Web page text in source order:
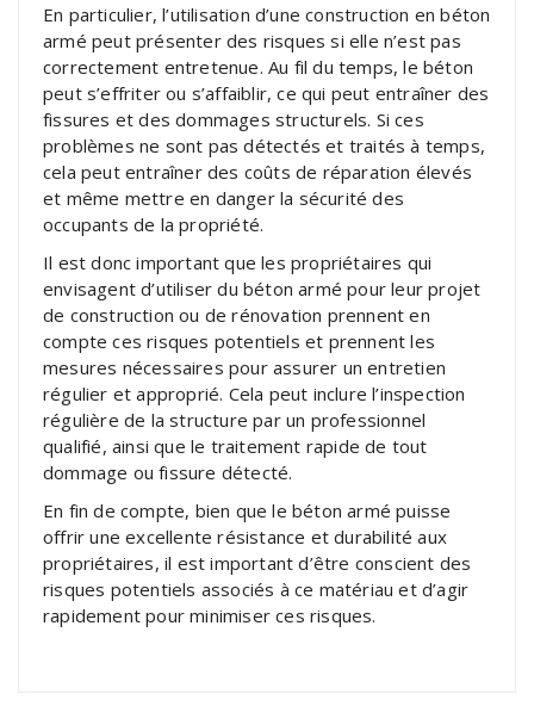
En particulier, l’utilisation d’une construction en béton
armé peut présenter des risques si elle n’est pas
correctement entretenue. Au fil du temps, le béton
peut s’effriter ou s’affaiblir, ce qui peut entraîner des
fissures et des dommages structurels. Si ces
problèmes ne sont pas détectés et traités à temps,
cela peut entraîner des coûts de réparation élevés
et même mettre en danger la sécurité des
occupants de la propriété.
Il est donc important que les propriétaires qui
envisagent d’utiliser du béton armé pour leur projet
de construction ou de rénovation prennent en
compte ces risques potentiels et prennent les
mesures nécessaires pour assurer un entretien
régulier et approprié. Cela peut inclure l’inspection
régulière de la structure par un professionnel
qualifié, ainsi que le traitement rapide de tout
dommage ou fissure détecté.
En fin de compte, bien que le béton armé puisse
offrir une excellente résistance et durabilité aux
propriétaires, il est important d’être conscient des
risques potentiels associés à ce matériau et d’agir
rapidement pour minimiser ces risques.